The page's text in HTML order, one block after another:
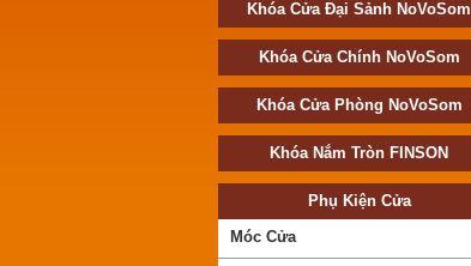
Khóa Cửa Đại Sảnh NoVoSom
Khóa Cửa Chính NoVoSom
Khóa Cửa Phòng NoVoSom
Khóa Nắm Tròn FINSON
Phụ Kiện Cửa
Móc Cửa
Chống Cơ 106
Mã SP:CHCO106